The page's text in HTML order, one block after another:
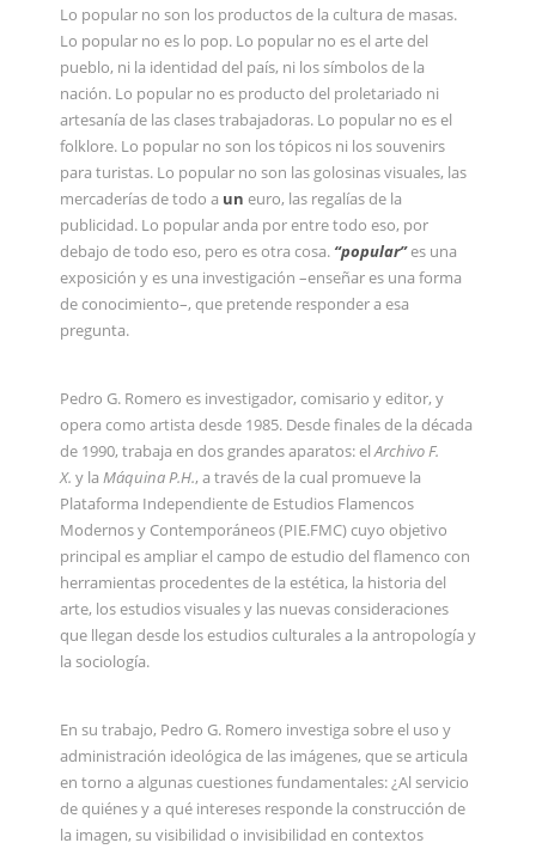
Lo popular no son los productos de la cultura de masas.
Lo popular no es lo pop. Lo popular no es el arte del
pueblo, ni la identidad del país, ni los símbolos de la
nación. Lo popular no es producto del proletariado ni
artesanía de las clases trabajadoras. Lo popular no es el
folklore. Lo popular no son los tópicos ni los souvenirs
para turistas. Lo popular no son las golosinas visuales, las
mercaderías de todo a un euro, las regalías de la
publicidad. Lo popular anda por entre todo eso, por
debajo de todo eso, pero es otra cosa. “popular”es una
exposición y es una investigación –enseñar es una forma
de conocimiento–, que pretende responder a esa
pregunta.
Pedro G. Romero es investigador, comisario y editor, y
opera como artista desde 1985. Desde finales de la década
de 1990, trabaja en dos grandes aparatos: elArchivo F.
X. y la Máquina P.H., a través de la cual promueve la
Plataforma Independiente de Estudios Flamencos
Modernos y Contemporáneos (PIE.FMC) cuyo objetivo
principal es ampliar el campo de estudio del flamenco con
herramientas procedentes de la estética, la historia del
arte, los estudios visuales y las nuevas consideraciones
que llegan desde los estudios culturales a la antropología y
la sociología.
En su trabajo, Pedro G. Romero investiga sobre el uso y
administración ideológica de las imágenes, que se articula
en torno a algunas cuestiones fundamentales: ¿Al servicio
de quiénes y a qué intereses responde la construcción de
la imagen, su visibilidad o invisibilidad en contextos